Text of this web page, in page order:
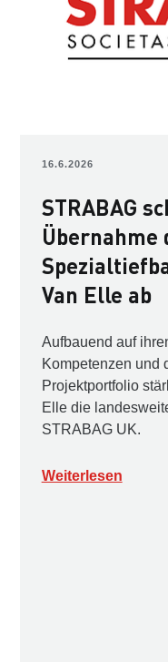
16.6.2026
STRABAG
Übernahme
Van Elle ab
Aufbauend auf
Kompetenzen und
Projektportfolio
Elle die
STRABAG UK.
Weiterlesen